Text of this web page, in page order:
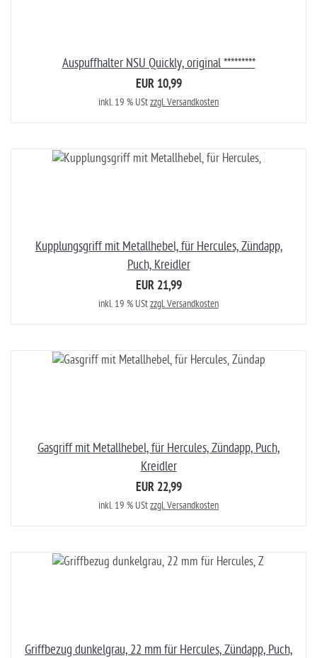
Auspuffhalter NSU Quickly, original *********
EUR 10,99
inkl. 19 % UStzzgl. Versandkosten
Kupplungsgriff mit Metallhebel, für Hercules, Zündapp,
Puch, Kreidler
EUR 21,99
inkl. 19 % UStzzgl. Versandkosten
Gasgriff mit Metallhebel, für Hercules, Zündapp, Puch,
Kreidler
EUR 22,99
inkl. 19 % UStzzgl. Versandkosten
Griffbezug dunkelgrau, 22 mm für Hercules, Zündapp, Puch,